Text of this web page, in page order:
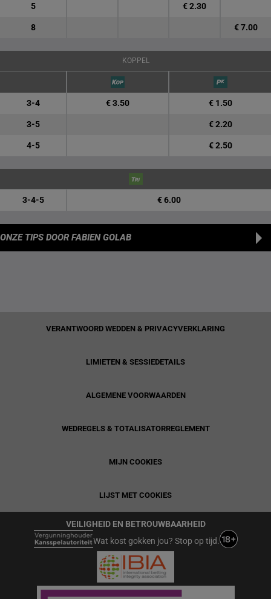
5 € 2.30
8 € 7.00
KOPPEL
3-4 € 3.50 € 1.50
3-5 € 2.20
4-5 € 2.50
3-4-5 € 6.00
ONZE TIPS DOOR FABIEN GOLAB
VERANTWOORD WEDDEN & PRIVACYVERKLARING
LIMIETEN & SESSIEDETAILS
ALGEMENE VOORWAARDEN
WEDREGELS & TOTALISATORREGLEMENT
MIJN COOKIES
LIJST MET COOKIES
VEILIGHEID EN BETROUWBAARHEID
Wat kost gokken jou? Stop op tijd.